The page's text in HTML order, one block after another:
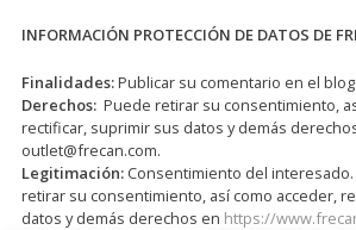
INFORMACIÓN PROTECCIÓN DE DATOS DE
Finalidades:Publicar su comentario en el
Derechos: Puede retirar su consentimiento,
rectificar, suprimir sus datos y demás
outlet@frecan.com.
Legitimación: Consentimiento del
retirar su consentimiento, así como acceder,
datos y demás derechos en https://